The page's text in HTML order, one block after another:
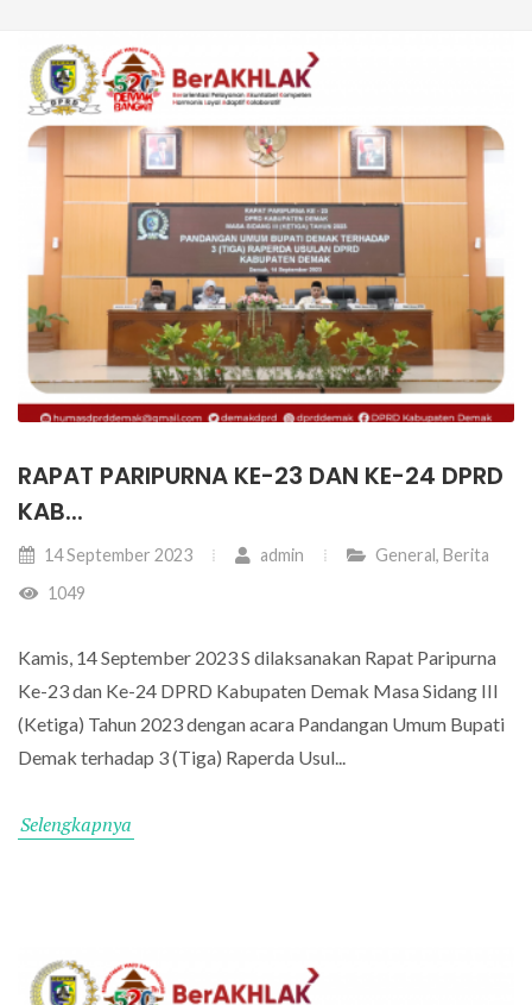
RAPAT PARIPURNA KE-23 DAN KE-24 DPRD
KAB...
14 September 2023 admin General, Berita
1049
Kamis, 14 September 2023 S dilaksanakan Rapat Paripurna
Ke-23 dan Ke-24 DPRD Kabupaten Demak Masa Sidang III
(Ketiga) Tahun 2023 dengan acara Pandangan Umum Bupati
Demak terhadap 3 (Tiga) Raperda Usul...
Selengkapnya